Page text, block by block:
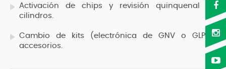
Activación de chips y revisión quinquenal de
cilindros.
Cambio de kits (electrónica de GNV o GLP y
accesorios.